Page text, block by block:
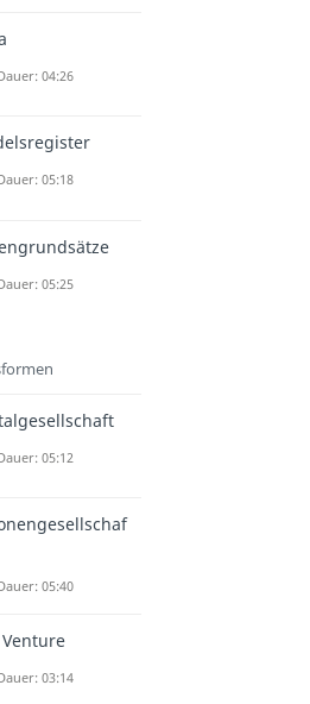
04:26
05:18
05:25
05:12
05:40
Venture
03:14